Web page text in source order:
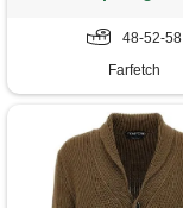
48-52-58
Farfetch